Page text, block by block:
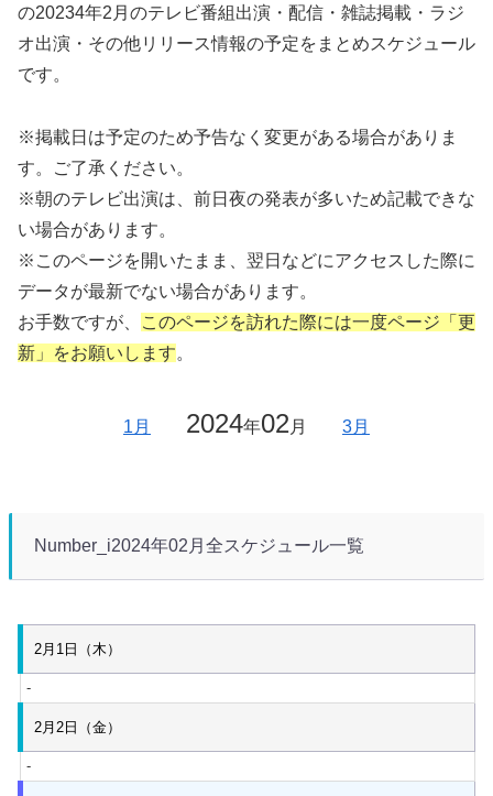
の20234年2月のテレビ番組出演・配信・雑誌掲載・ラジ
オ出演・その他リリース情報の予定をまとめスケジュール
です。
※掲載日は予定のため予告なく変更がある場合がありま
す。ご了承ください。
※朝のテレビ出演は、前日夜の発表が多いため記載できな
い場合があります。
※このページを開いたまま、翌日などにアクセスした際に
データが最新でない場合があります。
お手数ですが、
このページを訪れた際には一度ページ「更
新」をお願いします。
1月 2024年02 月 3月
Number_i2024年02月全スケジュール一覧
2月1日（木）
-
2月2日（金）
-